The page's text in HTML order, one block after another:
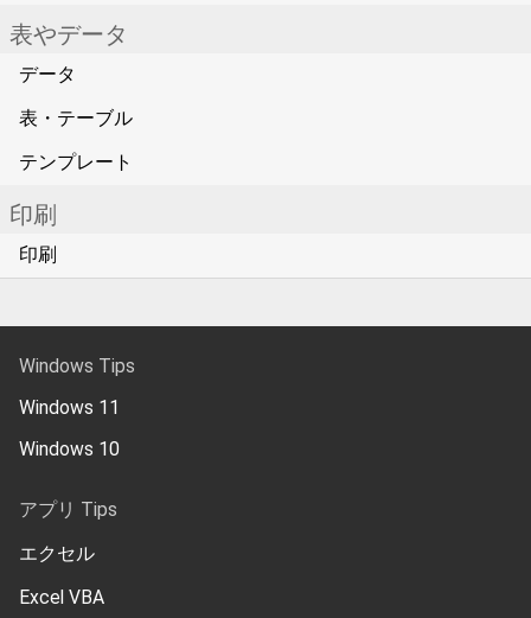
表やデータ
データ
表・テーブル
テンプレート
印刷
印刷
Windows Tips
Windows 11
Windows 10
アプリ Tips
エクセル
Excel VBA